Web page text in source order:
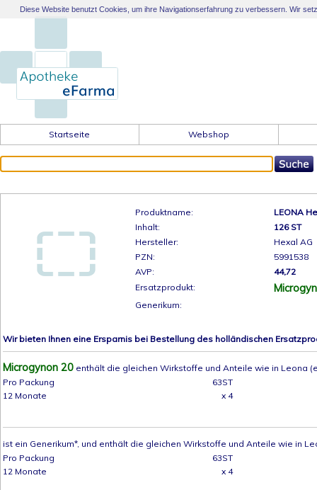
Startseite Webshop
Produktname:
LEONA
Inhalt:
126 ST
Hersteller:
Hexal AG
PZN:
5991538
AVP:
44,72
Ersatzprodukt:
Generikum:
Wir bieten Ihnen eine Ersparnis bei Bestellung des holländischen
Microgynon 20 enthält die gleichen Wirkstoffe und Anteile wie in Leona
Pro Packung
63ST
12 Monate
x 4
ist ein Generikum*, und enthält die gleichen Wirkstoffe und Anteile wie in
Pro Packung
63ST
12 Monate
x 4
Diese Website benutzt Cookies, um ihre Navigationserfahrung zu verbessern. Wir